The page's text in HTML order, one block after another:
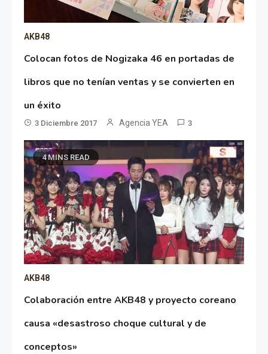
AKB48
Colocan fotos de Nogizaka 46 en portadas de
libros que no tenían ventas y se convierten en
un éxito
3 Diciembre 2017 Agencia YEA 3
4 MINS READ
AKB48
Colaboración entre AKB48 y proyecto coreano
causa «desastroso choque cultural y de
conceptos»